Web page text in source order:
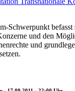
Schwerpunkt befasst
und den
und